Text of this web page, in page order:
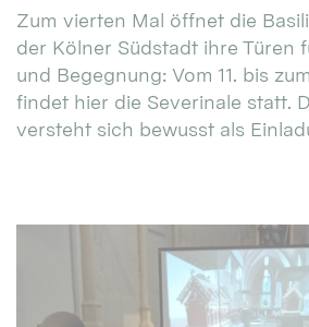
Zum vierten Mal öffnet die
der Kölner Südstadt ihre Türen
und Begegnung: Vom 11. bis
findet hier die Severinale statt.
versteht sich bewusst als